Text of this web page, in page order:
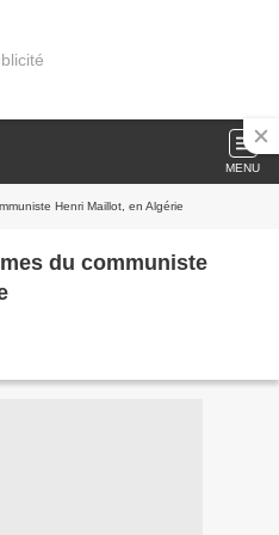
MENU
Henri Maillot, en Algérie
du communiste